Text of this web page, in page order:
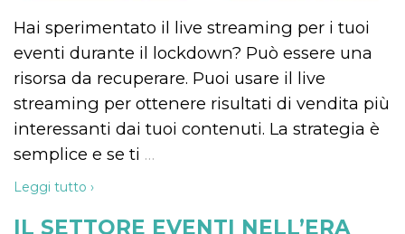
Hai sperimentato il live streaming per i tuoi
eventi durante il lockdown? Può essere una
risorsa da recuperare. Puoi usare il live
streaming per ottenere risultati di vendita più
interessanti dai tuoi contenuti. La strategia è
semplice e se ti …
Leggi tutto ›
IL SETTORE EVENTI NELL’ERA
Inc.
.oooh.events
Cookie from
CloudFlare
of challenge
used to no
longer issue a
captcha or
jschallenge
challenge if
Inc.
Wordpress,